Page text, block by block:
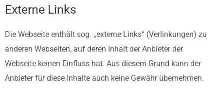
Externe Links
Die Webseite enthält sog. „externe Links“ (Verlinkungen) zu
anderen Webseiten, auf deren Inhalt der Anbieter der
Webseite keinen Einfluss hat. Aus diesem Grund kann der
Anbieter für diese Inhalte auch keine Gewähr übernehmen.